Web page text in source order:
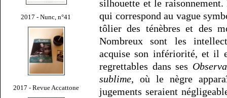
2017 - Nunc, n°41
2017 - Revue Accattone
silhouette et le
qui correspond au vague
tôlier des ténèbres et des
Nombreux sont les
acquise son infériorité, et il
regrettables dans ses
sublime, où le nègre
jugements seraient